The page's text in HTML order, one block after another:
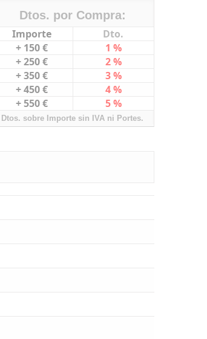
Dtos. por Compra:
Importe
Dto.
+ 150 €
1 %
+ 250 €
2 %
+ 350 €
3 %
+ 450 €
4 %
+ 550 €
5 %
Dtos. sobre Importe sin IVA ni Portes.